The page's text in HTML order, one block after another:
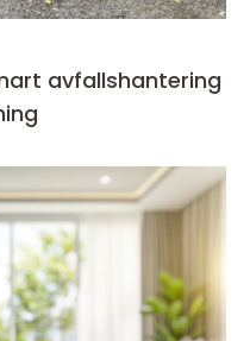
avfallshantering